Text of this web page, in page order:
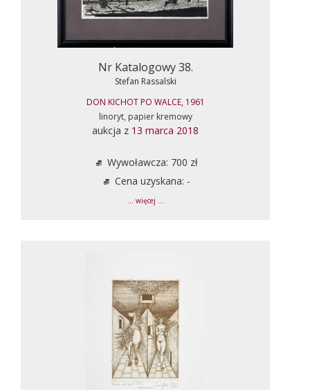
Nr Katalogowy 38.
Stefan Rassalski
DON KICHOT PO WALCE, 1961
linoryt, papier kremowy
aukcja z 13 marca 2018
Wywoławcza: 700 zł
Cena uzyskana: -
... więcej ...